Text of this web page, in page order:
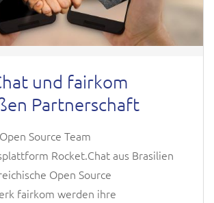
und fairkom
Partnerschaft
Source Team
Rocket.Chat aus Brasilien
Open Source
fairkom werden ihre